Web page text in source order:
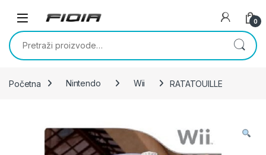
0
Pretraži:
Početna Nintendo Wii RATATOUILLE